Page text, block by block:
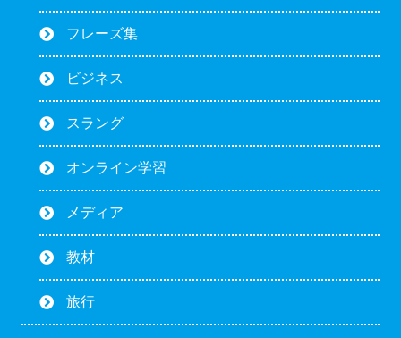
フレーズ集
ビジネス
スラング
オンライン学習
メディア
教材
旅行